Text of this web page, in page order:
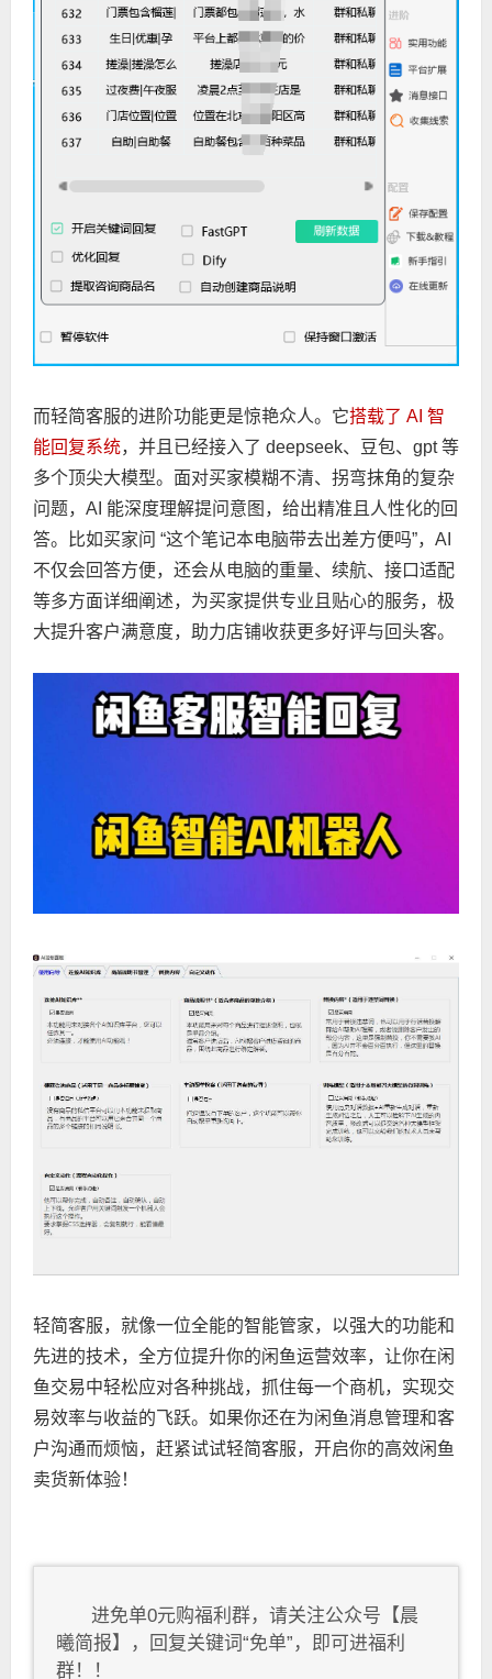
而轻简客服的进阶功能更是惊艳众人。它搭载了 AI 智
能回复系统，并且已经接入了 deepseek、豆包、gpt 等
多个顶尖大模型。面对买家模糊不清、拐弯抹角的复杂
问题，AI 能深度理解提问意图，给出精准且人性化的回
答。比如买家问 “这个笔记本电脑带去出差方便吗”，AI
不仅会回答方便，还会从电脑的重量、续航、接口适配
等多方面详细阐述，为买家提供专业且贴心的服务，极
大提升客户满意度，助力店铺收获更多好评与回头客。
轻简客服，就像一位全能的智能管家，以强大的功能和
先进的技术，全方位提升你的闲鱼运营效率，让你在闲
鱼交易中轻松应对各种挑战，抓住每一个商机，实现交
易效率与收益的飞跃。如果你还在为闲鱼消息管理和客
户沟通而烦恼，赶紧试试轻简客服，开启你的高效闲鱼
卖货新体验！
进免单0元购福利群，请关注公众号【晨
曦简报】，回复关键词“免单”，即可进福利
群！！